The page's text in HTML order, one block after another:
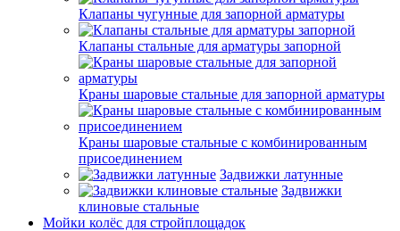
Клапаны чугунные для запорной арматуры
Клапаны стальные для арматуры запорной
Краны шаровые стальные для запорной арматуры
Краны шаровые стальные с комбинированным
присоединением
Задвижки латунные
Задвижки
клиновые стальные
Мойки колёс для стройплощадок